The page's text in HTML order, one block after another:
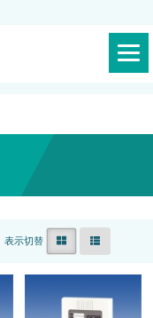
表示切替